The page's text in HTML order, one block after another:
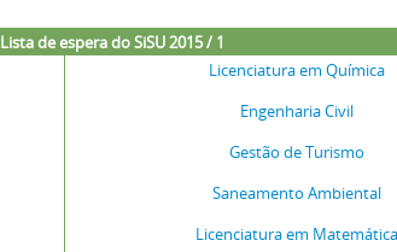
Lista de espera do SiSU 2015 / 1
Licenciatura em Química
Engenharia Civil
Gestão de Turismo
Saneamento Ambiental
Licenciatura em Matemática